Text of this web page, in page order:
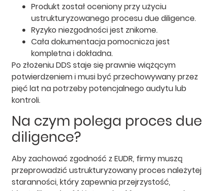
Produkt został oceniony przy użyciu
ustrukturyzowanego procesu due diligence.
Ryzyko niezgodności jest znikome.
Cała dokumentacja pomocnicza jest
kompletna i dokładna.
Po złożeniu DDS staje się prawnie wiążącym
potwierdzeniem i musi być przechowywany przez
pięć lat na potrzeby potencjalnego audytu lub
kontroli.
Na czym polega proces due
diligence?
Aby zachować zgodność z EUDR, firmy muszą
przeprowadzić ustrukturyzowany proces należytej
staranności, który zapewnia przejrzystość,